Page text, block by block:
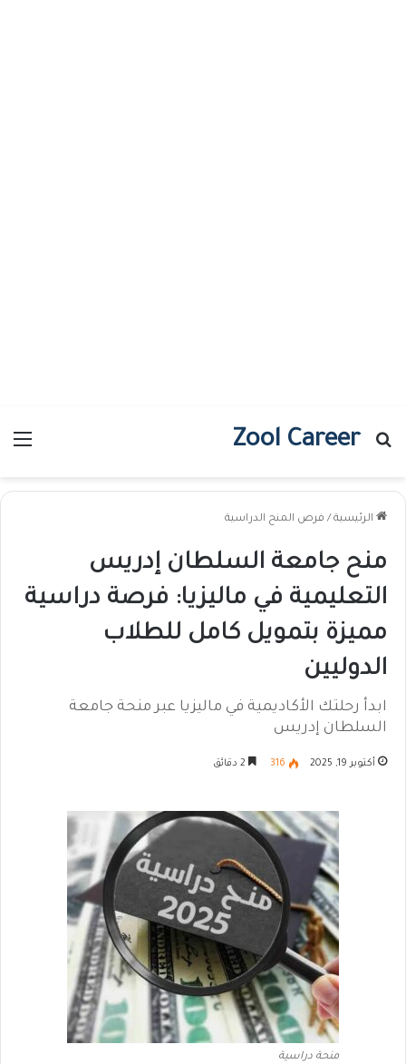
Zool Career
بحث عن
الرئيسية / فرص المنح الدراسية
منح جامعة السلطان إدريس
التعليمية في ماليزيا: فرصة دراسية
مميزة بتمويل كامل للطلاب
الدوليين
ابدأ رحلتك الأكاديمية في ماليزيا عبر منحة جامعة
السلطان إدريس
أكتوبر 19, 2025 316
منحة دراسية